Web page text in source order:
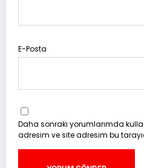
E-Posta
Daha sonraki yorumlarımda
adresim ve site adresim bu